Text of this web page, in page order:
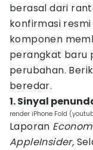
berasal dari
konfirmasi
komponen
perangkat baru
perubahan.
beredar.
1. Sinyal
render iPhone Fold
Laporan
AppleInsider,